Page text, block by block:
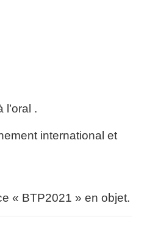
.
international et
« BTP2021 » en objet.